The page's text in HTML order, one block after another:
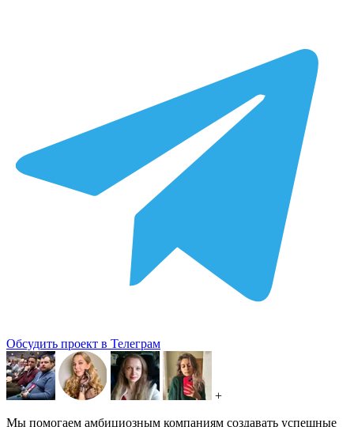
Обсудить проект в Телеграм
+
Мы помогаем амбициозным компаниям создавать успешные